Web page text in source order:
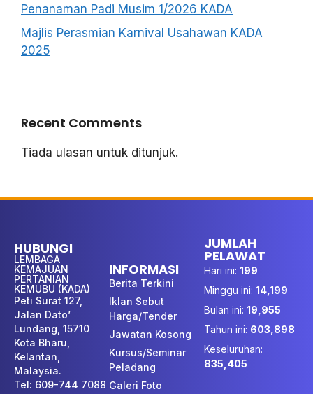
Penanaman Padi Musim 1/2026 KADA
Majlis Perasmian Karnival Usahawan KADA
2025
Recent Comments
Tiada ulasan untuk ditunjuk.
HUBUNGI
LEMBAGA
KEMAJUAN
PERTANIAN
KEMUBU (KADA)
Peti Surat 127,
Jalan Dato’
Lundang, 15710
Kota Bharu,
Kelantan,
Malaysia.
Tel: 609-744 7088
INFORMASI
Berita Terkini
Iklan Sebut
Harga/Tender
Jawatan Kosong
Kursus/Seminar
Peladang
Galeri Foto
JUMLAH
PELAWAT
Hari ini: 199
Minggu ini: 14,199
Bulan ini: 19,955
Tahun ini: 603,898
Keseluruhan:
835,405